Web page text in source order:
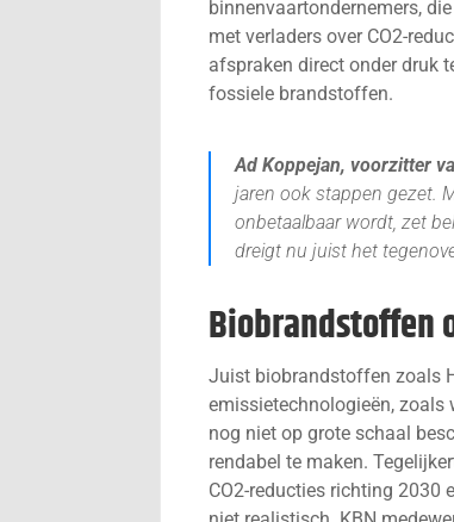
binnenvaartondernemers,
met verladers over CO2-
afspraken direct onder druk
fossiele brandstoffen.
Ad Koppejan, voorzitter
jaren ook stappen gezet.
onbetaalbaar wordt, zet
dreigt nu juist het
Biobrandstoffen
Juist biobrandstoffen zoals
emissietechnologieën,
nog niet op grote schaal
rendabel te maken.
CO2-reducties richting 2030